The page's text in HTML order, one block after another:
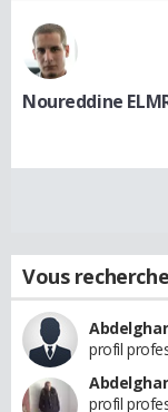
Noureddine
Vous
profil
profil